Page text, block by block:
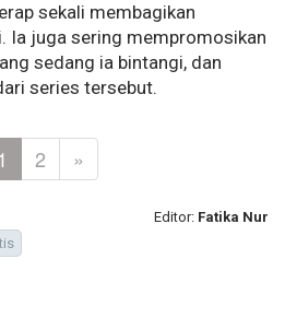
sekali membagikan
Ia juga sering mempromosikan
sedang ia bintangi, dan
series tersebut.
1 2 »
Editor: Fatika Nur